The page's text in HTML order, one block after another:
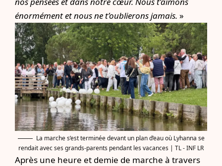
énormément et nous ne t’oublierons jamais. »
La marche s’est terminée devant un plan d’eau où Lyhanna se
rendait avec ses grands-parents pendant les vacances | TL - INF LR
Après une heure et demie de marche à travers